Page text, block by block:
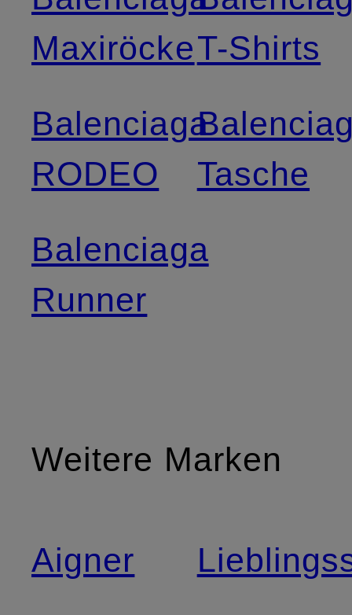
Maxiröcke
Balenciaga
RODEO
Balenciaga
Runner
T-Shirts
Tasche
Weitere Marken
Aigner